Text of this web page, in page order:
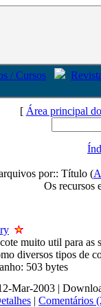
/ Cursos
[ Área principal
por:: Título (A
Os recursos
muito util para as
diversos tipos de
503 bytes
Mar-2003 |
| Comentários